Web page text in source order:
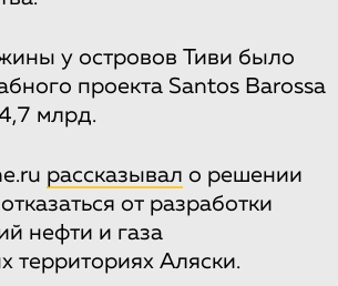
у островов Тиви было
проекта Santos Barossa
млрд.
рассказывал о решении
от разработки
нефти и газа
территориях Аляски.